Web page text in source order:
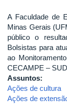
A Faculdade de
Minas Gerais
público o
Bolsistas para
ao
CECAMPE –
Assuntos:
Ações de cultura
Ações de